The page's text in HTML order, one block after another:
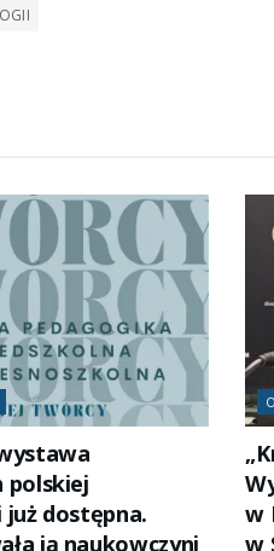
polskiej
dostępna.
ją naukowczyni
w
w